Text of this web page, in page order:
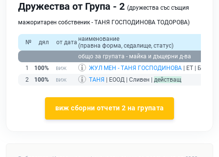
Дружества от Група - 2 (дружества със същия
мажоритарен собственик - ТАНЯ ГОСПОДИНОВА ТОДОРОВА)
№ дял от дата наименование
(правна форма, седалище, статус)
общо за групата - майка и дъщерни д-ва
1
100% ЖУЛ МЕН - ТАНЯ ГОСПОДИНОВА | ЕТ | Братя
2
100% ТАНЯ | ЕООД | Сливен | действащ
виж сборни отчети 2 на групата